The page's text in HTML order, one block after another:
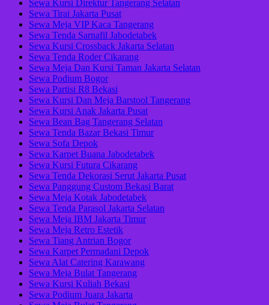
Sewa Kursi Direktur Tangerang Selatan
Sewa Tirai Jakarta Pusat
Sewa Meja VIP Kaca Tangerang
Sewa Tenda Sarnafil Jabodetabek
Sewa Kursi Crossback Jakarta Selatan
Sewa Tenda Roder Cikarang
Sewa Meja Dan Kursi Taman Jakarta Selatan
Sewa Podium Bogor
Sewa Partisi R8 Bekasi
Sewa Kursi Dan Meja Barstool Tangerang
Sewa Kursi Anak Jakarta Pusat
Sewa Bean Bag Tangerang Selatan
Sewa Tenda Bazar Bekasi Timur
Sewa Sofa Depok
Sewa Karpet Buana Jabodetabek
Sewa Kursi Futura Cikarang
Sewa Tenda Dekorasi Serut Jakarta Pusat
Sewa Panggung Custom Bekasi Barat
Sewa Meja Kotak Jabodetabek
Sewa Tenda Parasol Jakarta Selatan
Sewa Meja IBM Jakarta Timur
Sewa Meja Retro Estetik
Sewa Tiang Antrian Bogor
Sewa Karpet Permadani Depok
Sewa Alat Catering Karawang
Sewa Meja Bulat Tangerang
Sewa Kursi Kuliah Bekasi
Sewa Podium Juara Jakarta